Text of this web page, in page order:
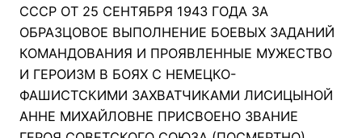
СССР ОТ 25 СЕНТЯБРЯ 1943 ГОДА ЗА
ОБРАЗЦОВОЕ ВЫПОЛНЕНИЕ БОЕВЫХ ЗАДАНИЙ
КОМАНДОВАНИЯ И ПРОЯВЛЕННЫЕ МУЖЕСТВО
И ГЕРОИЗМ В БОЯХ С НЕМЕЦКО-
ФАШИСТСКИМИ ЗАХВАТЧИКАМИ ЛИСИЦЫНОЙ
АННЕ МИХАЙЛОВНЕ ПРИСВОЕНО ЗВАНИЕ